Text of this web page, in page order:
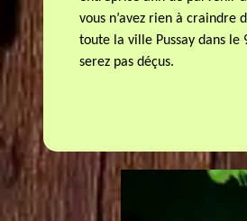
vous n’avez rien à craindre
toute la ville Pussay dans le
serez pas déçus.